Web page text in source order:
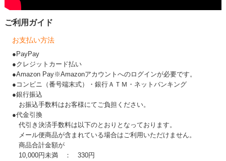
ご利用ガイド
お支払い方法
●PayPay
●クレジットカード払い
●Amazon Pay※Amazonアカウントへのログインが必要です。
●コンビニ（番号端末式）・銀行ＡＴＭ・ネットバンキング
●銀行振込
お振込手数料はお客様にてご負担ください。
●代金引換
代引き決済手数料は以下のとおりとなっております。
メール便商品が含まれている場合はご利用いただけません。
商品合計金額が
10,000円未満 ： 330円